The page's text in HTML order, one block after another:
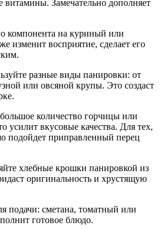
витамины. Замечательно дополняет
компонента на куриный или
изменит восприятие, сделает его
разные виды панировки: от
или овсяной крупы. Это создаст
количество горчицы или
усилит вкусовые качества. Для тех,
подойдет приправленный перец
хлебные крошки панировкой из
оригинальность и хрустящую
подачи: сметана, томатный или
готовое блюдо.